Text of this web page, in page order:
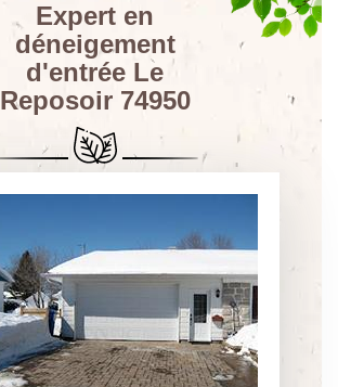
Expert en
déneigement
d'entrée Le
Reposoir 74950